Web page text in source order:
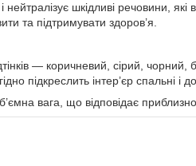
шкідливі речовини,
та підтримувати здоров’я.
— коричневий, сірий,
підкреслить інтер’єр спальні і
вага, що відповідає